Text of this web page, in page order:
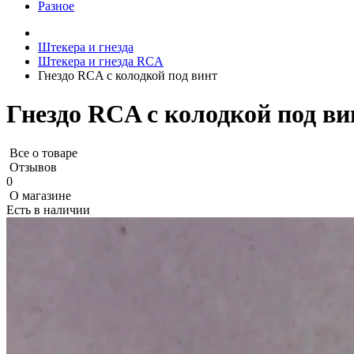
Разное
Штекера и гнезда
Штекера и гнезда RCA
Гнездо RCA с колодкой под винт
Гнездо RCA с колодкой под
Все о товаре
Отзывов
0
О магазине
Есть в наличии